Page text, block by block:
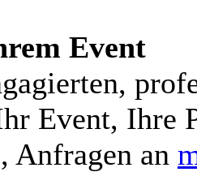
Event
Event, Ihre
Anfragen an